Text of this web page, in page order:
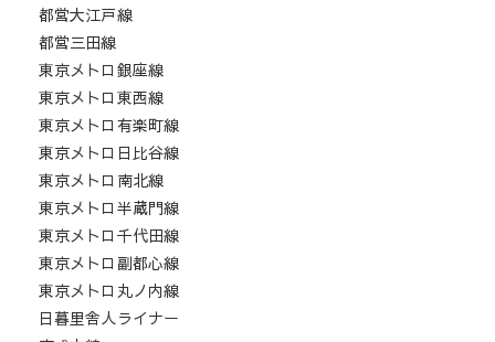
都営大江戸線
都営三田線
東京メトロ銀座線
東京メトロ東西線
東京メトロ有楽町線
東京メトロ日比谷線
東京メトロ南北線
東京メトロ半蔵門線
東京メトロ千代田線
東京メトロ副都心線
東京メトロ丸ノ内線
日暮里舎人ライナー